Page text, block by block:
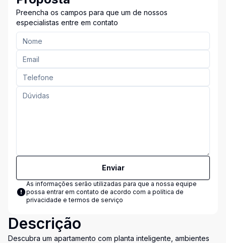
Preencha os campos para que um de nossos
especialistas entre em contato
Enviar
As informações serão utilizadas para que a nossa equipe
possa entrar em contato de acordo com a política de
privacidade e termos de serviço
Descrição
Descubra um apartamento com planta inteligente, ambientes